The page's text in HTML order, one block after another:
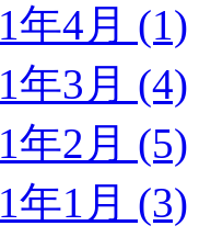
年4月 (1)
年3月 (4)
年2月 (5)
年1月 (3)